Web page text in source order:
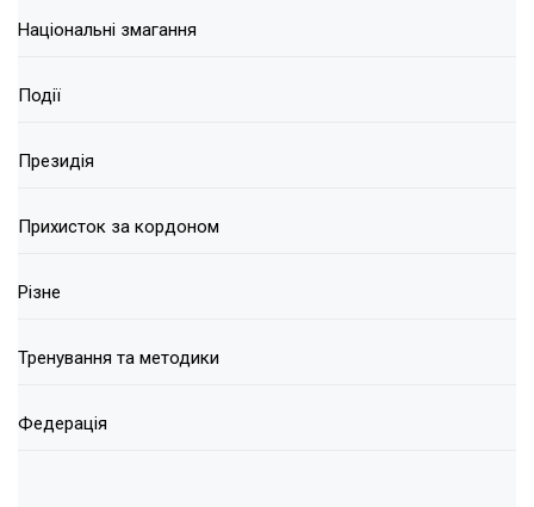
Національні змагання
Події
Президія
Прихисток за кордоном
Різне
Тренування та методики
Федерація